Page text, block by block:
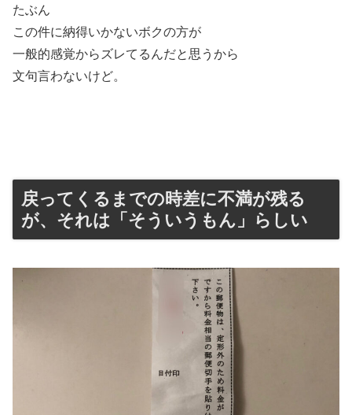
たぶん
この件に納得いかないボクの方が
一般的感覚からズレてるんだと思うから
文句言わないけど。
戻ってくるまでの時差に不満が残る
が、それは「そういうもん」らしい